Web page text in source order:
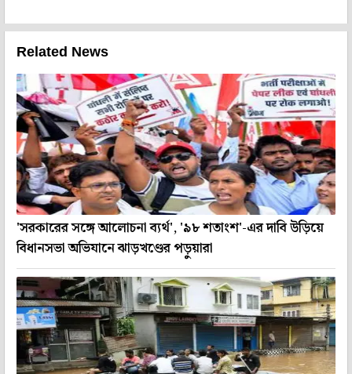
Related News
'সরকারের সঙ্গে আলোচনা ব্যর্থ', '৯৮ শতাংশ'-এর দাবি উড়িয়ে
বিধানসভা অভিযানে ঝাড়খণ্ডের পড়ুয়ারা